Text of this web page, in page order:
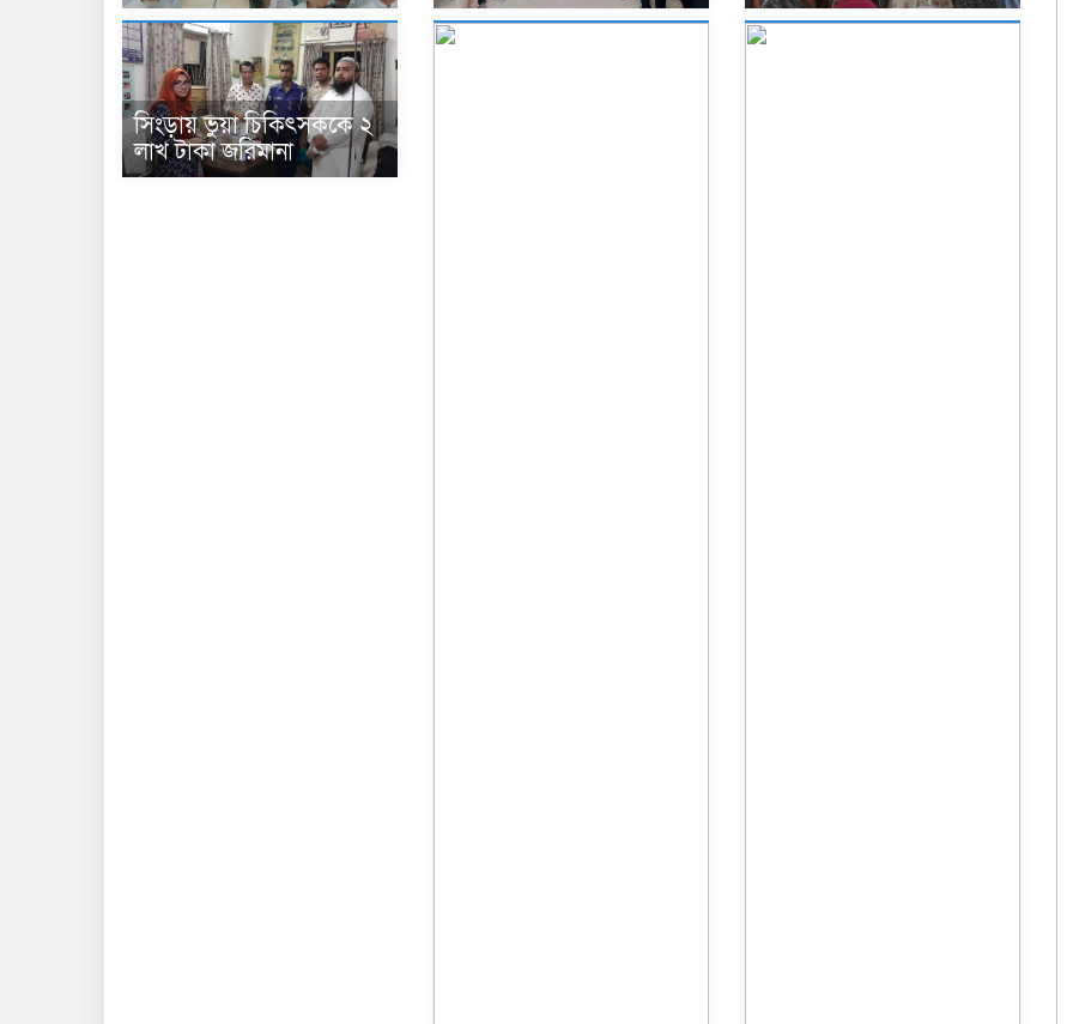
সিংড়ায় ভুয়া চিকিৎসককে ২
লাখ টাকা জরিমানা